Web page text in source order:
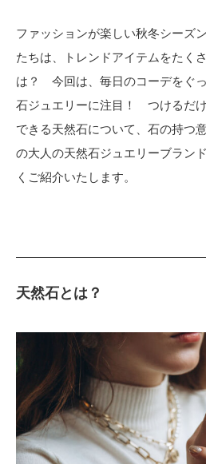
ファッションが楽しい秋冬シーズ
たちは、トレンドアイテムをたく
は？ 今回は、毎日のコーデをぐ
石ジュエリーに注目！ つけるだ
できる天然石について、石の持つ
の大人の天然石ジュエリーブラン
くご紹介いたします。
天然石とは？